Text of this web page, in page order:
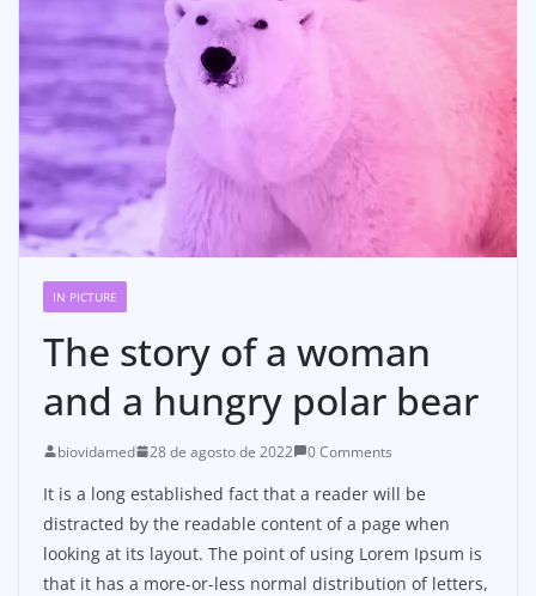
IN PICTURE
The story of a woman
and a hungry polar bear
biovidamed 28 de agosto de 2022 0 Comments
It is a long established fact that a reader will be
distracted by the readable content of a page when
looking at its layout. The point of using Lorem Ipsum is
that it has a more-or-less normal distribution of letters,